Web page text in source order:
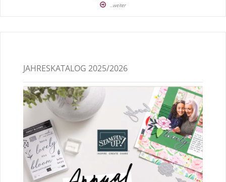
...weiter
JAHRESKATALOG 2025/2026